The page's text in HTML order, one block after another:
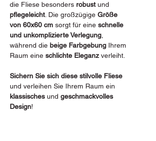
die Fliese besonders robustund
pflegeleicht. Die großzügige Größe
von 60x60 cm sorgt für eine schnelle
und unkomplizierte Verlegung
während die beige Farbgebung Ihrem
Raum eine schlichte Eleganz verleiht.
Sichern Sie sich diese stilvolle Fliese
und verleihen Sie Ihrem Raum ein
klassisches und geschmackvolles
Design!